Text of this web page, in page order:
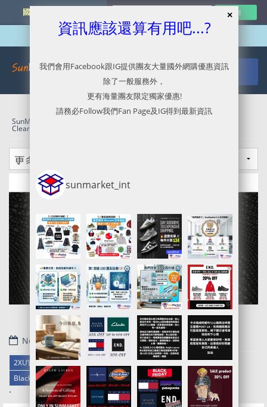
國外網購最新資訊
SunMarket 代購．代運．代寄
Clearance 貨品8折優惠
November 29, 2019
2XU官網代購/代運/集運服務指南 | Clearance 貨品8折優惠
Black Friday Sale 2019
.
資訊應該還算有用吧...?
我們會用Facebook跟IG提供團友大量國外網購優惠資訊
除了一般服務外，
更有海量團友限定獨家優惠!
請務必Follow我們Fan Page及IG得到最新資訊
sunmarket_int